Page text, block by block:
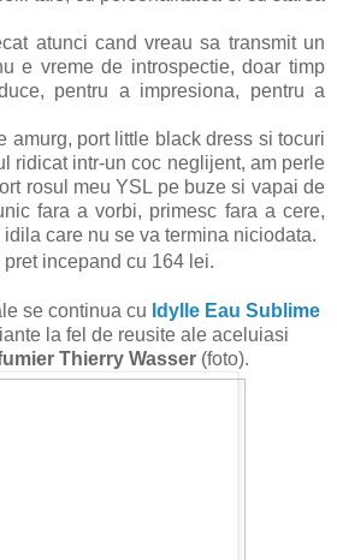
atunci cand vreau sa transmit un
e vreme de introspectie, doar timp
pentru a impresiona, pentru a
port little black dress si tocuri
ridicat intr-un coc neglijent, am perle
rosul meu YSL pe buze si vapai de
fara a vorbi, primesc fara a cere,
care nu se va termina niciodata.
pret incepand cu 164 lei.
se continua cu Idylle Eau Sublime
la fel de reusite ale aceluiasi
Thierry Wasser(foto).